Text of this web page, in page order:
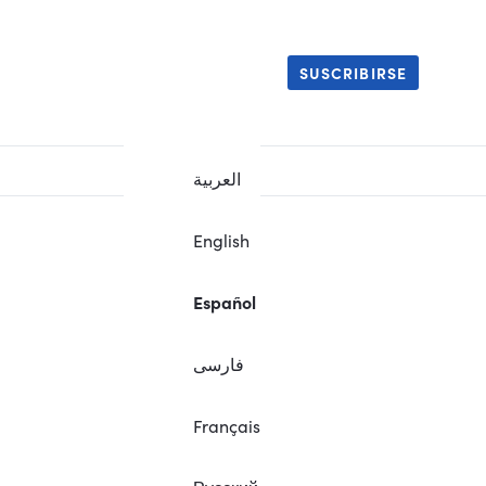
العربية
English
Español
فارسی
Français
SUSCRIBIRSE